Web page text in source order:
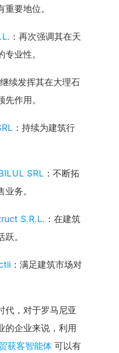
要地位。
：再次强调其在天
业性。
继续发挥其在大理石
作用。
：持续为建筑行
SRL ：不断拓
务。
S.R.L. ：在建筑
。
：满足建筑市场对
代，对于罗马尼亚
的企业来说，利用
获客智能体 可以有